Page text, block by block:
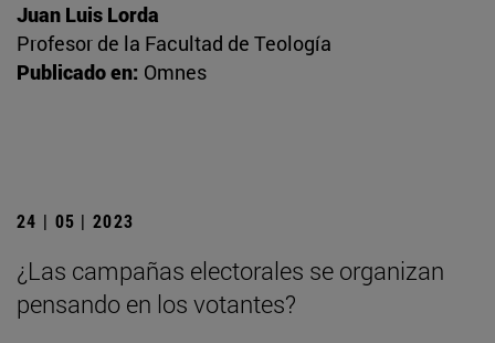
Juan Luis Lorda
Profesor de la Facultad de Teología
Publicado en: Omnes
24 | 05 | 2023
¿Las campañas electorales se organizan
pensando en los votantes?